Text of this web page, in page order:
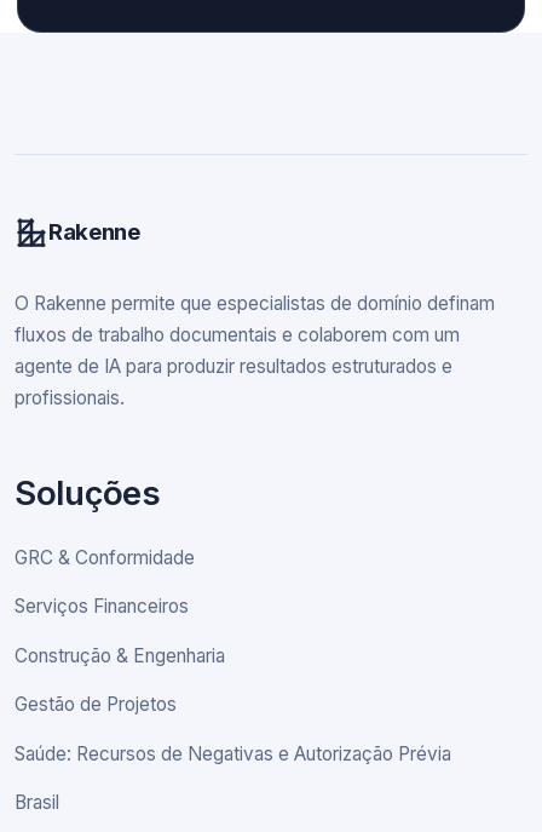
Rakenne
O Rakenne permite que especialistas de domínio definam
fluxos de trabalho documentais e colaborem com um
agente de IA para produzir resultados estruturados e
profissionais.
Soluções
GRC & Conformidade
Serviços Financeiros
Construção & Engenharia
Gestão de Projetos
Saúde: Recursos de Negativas e Autorização Prévia
Brasil